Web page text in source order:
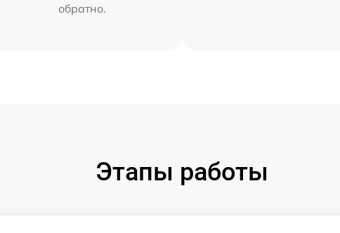
обратно.
Этапы работы